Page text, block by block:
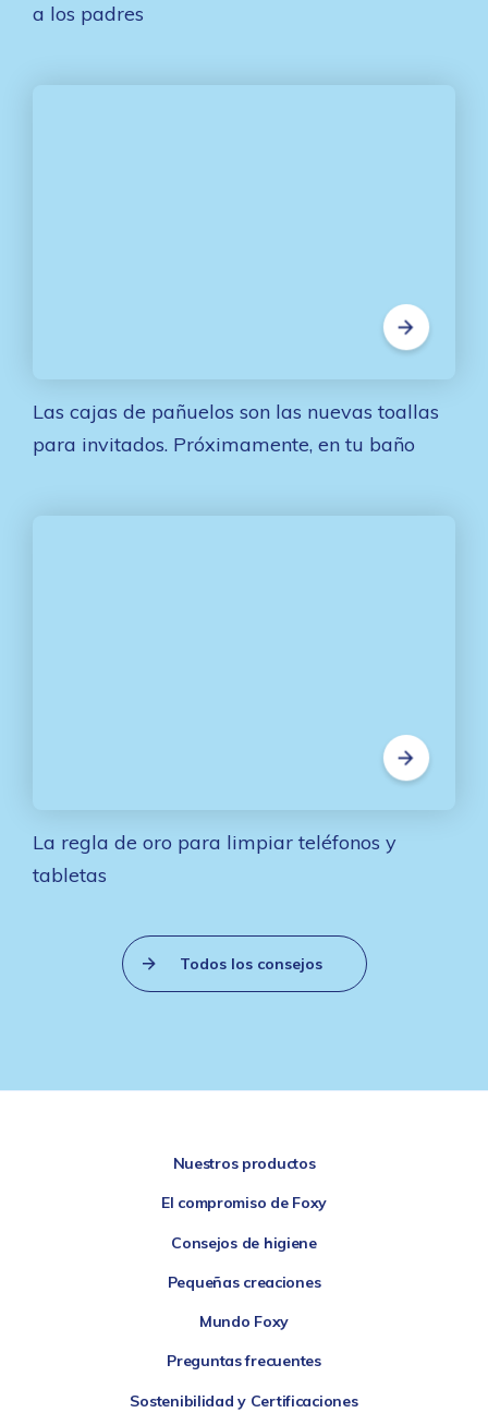
a los padres
Las cajas de pañuelos son las nuevas toallas
para invitados. Próximamente, en tu baño
La regla de oro para limpiar teléfonos y
tabletas
Todos los consejos
Nuestros productos
El compromiso de Foxy
Consejos de higiene
Pequeñas creaciones
Mundo Foxy
Preguntas frecuentes
Sostenibilidad y Certificaciones